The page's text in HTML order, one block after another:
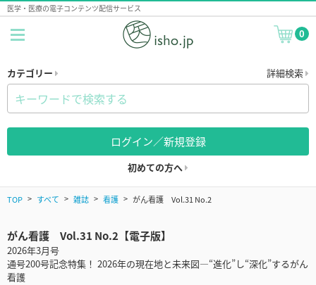
医学・医療の電子コンテンツ配信サービス
0
カテゴリー 詳細検索
ログイン／新規登録
初めての方へ
TOP すべて 雑誌 看護 がん看護 Vol.31 No.2
がん看護 Vol.31 No.2【電子版】
2026年3月号
通号200号記念特集！ 2026年の現在地と未来図—“進化”し“深化”するがん
看護